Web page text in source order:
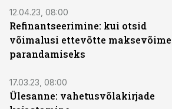
12.04.23, 08:00
Refinantseerimine: kui otsid
võimalusi ettevõtte maksevõime
parandamiseks
17.03.23, 08:00
Ülesanne: vahetusvõlakirjade